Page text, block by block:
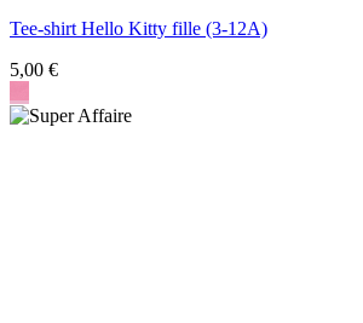
Tee-shirt Hello Kitty fille (3-12A)
5,00 €